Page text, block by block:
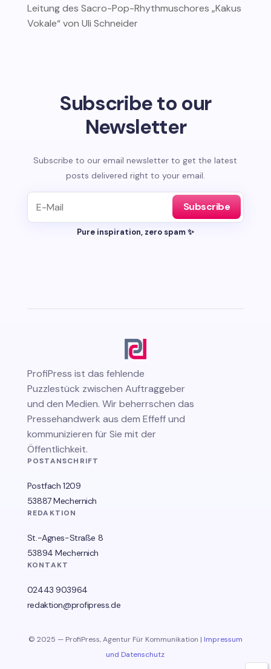
Leitung des Sacro-Pop-Rhythmuschores „Kakus
Vokale“ von Uli Schneider
Subscribe to our
Newsletter
Subscribe to our email newsletter to get the latest
posts delivered right to your email.
Subscribe
Pure inspiration, zero spam ✨
ProfiPress ist das fehlende
Puzzlestück zwischen Auftraggeber
und den Medien. Wir beherrschen das
Pressehandwerk aus dem Effeff und
kommunizieren für Sie mit der
Öffentlichkeit.
POSTANSCHRIFT
Postfach 1209
53887 Mechernich
REDAKTION
St.-Agnes-Straße 8
53894 Mechernich
KONTAKT
02443 903964
redaktion@profipress.de
© 2025 — ProfiPress, Agentur Für Kommunikation | Impressum
und Datenschutz